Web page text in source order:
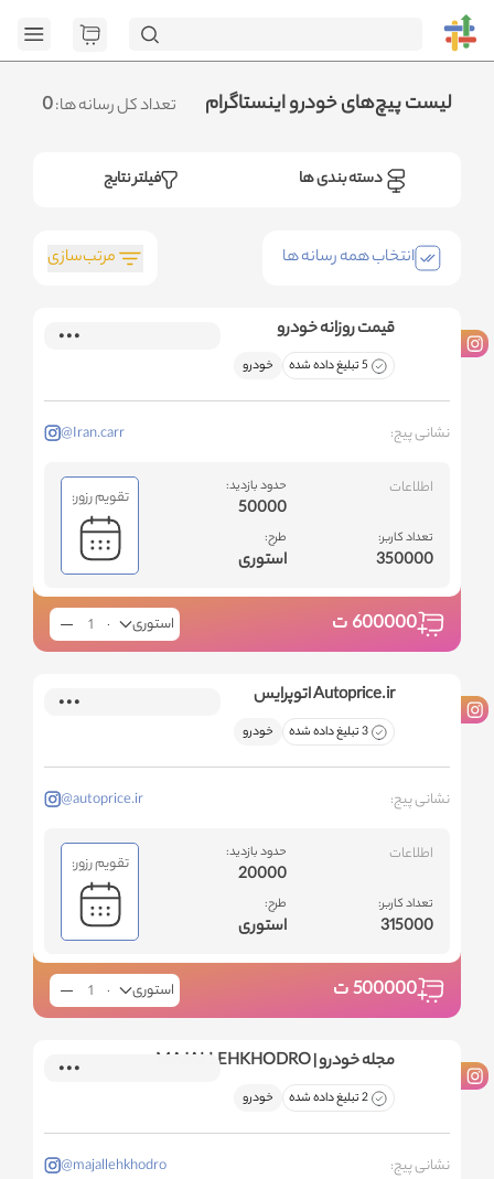
تعداد کل رسانه ها:0 لیست پیچ‌های خودرو اینستاگرام
فیلتر نتایج دسته بندی ها
مرتب‌سازی انتخاب همه رسانه ها
قیمت روزانه خودرو
5 تبلیغ داده شده خودرو
نشانی پیج: @Iran.carr
اطلاعات
تعداد کاربر:
350000
حدود بازدید:
50000
طرح:
استوری
تقویم رزور:
600000ت استوری
Autoprice.ir اتوپرایس
3 تبلیغ داده شده خودرو
نشانی پیج: @autoprice.ir
اطلاعات
تعداد کاربر:
315000
حدود بازدید:
20000
طرح:
استوری
تقویم رزور:
500000ت استوری
مجله خودرو | MAJALLEHKHODRO
2 تبلیغ داده شده خودرو
نشانی پیج: @majallehkhodro
[GET]
.متوجه شدم